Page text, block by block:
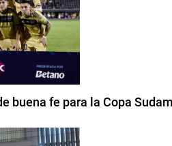
buena fe para la Copa